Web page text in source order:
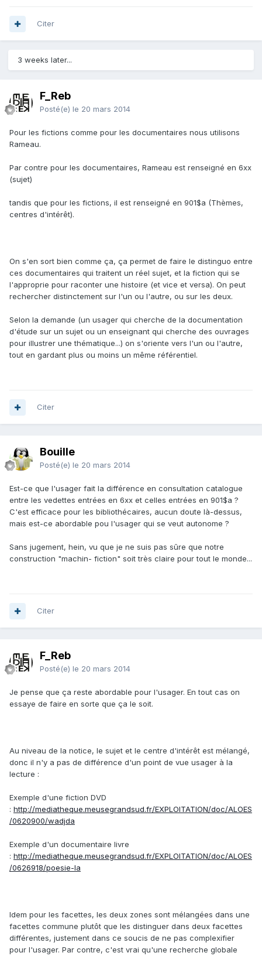
Citer
3 weeks later...
F_Reb
Posté(e) le 20 mars 2014
Pour les fictions comme pour les documentaires nous utilisons
Rameau.
Par contre pour les documentaires, Rameau est renseigné en 6xx
(sujet)
tandis que pour les fictions, il est renseigné en 901$a (Thèmes,
centres d'intérêt).
On s'en sort bien comme ça, ça permet de faire le distinguo entre
ces documentaires qui traitent un réel sujet, et la fiction qui se
l'approprie pour raconter une histoire (et vice et versa). On peut
rechercher distinctement sur l'un ou l'autre, ou sur les deux.
Selon la demande (un usager qui cherche de la documentation
d'étude sur un sujet ou un enseignant qui cherche des ouvrages
pour illustrer une thématique...) on s'oriente vers l'un ou l'autre,
tout en gardant plus ou moins un même référentiel.
Citer
Bouille
Posté(e) le 20 mars 2014
Est-ce que l'usager fait la différence en consultation catalogue
entre les vedettes entrées en 6xx et celles entrées en 901$a ?
C'est efficace pour les bibliothécaires, aucun doute là-dessus,
mais est-ce abordable pou l'usager qui se veut autonome ?
Sans jugement, hein, vu que je ne suis pas sûre que notre
construction "machin- fiction" soit très claire pour tout le monde...
Citer
F_Reb
Posté(e) le 20 mars 2014
Je pense que ça reste abordable pour l'usager. En tout cas on
essaye de faire en sorte que ça le soit.
Au niveau de la notice, le sujet et le centre d'intérêt est mélangé,
donc il n'y a pas de différence d'un point de vue usager à la
lecture :
Exemple d'une fiction DVD
: http://mediatheque.meusegrandsud.fr/EXPLOITATION/doc/ALOES
/0620900/wadjda
Exemple d'un documentaire livre
: http://mediatheque.meusegrandsud.fr/EXPLOITATION/doc/ALOES
/0626918/poesie-la
Idem pour les facettes, les deux zones sont mélangées dans une
facettes commune plutôt que les distinguer dans deux facettes
différentes, justement dans ce soucis de ne pas complexifier
pour l'usager. Par contre, c'est vrai qu'une recherche globale